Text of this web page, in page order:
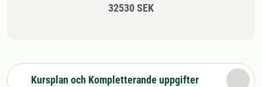
32530 SEK
Kursplan och Kompletterande uppgifter